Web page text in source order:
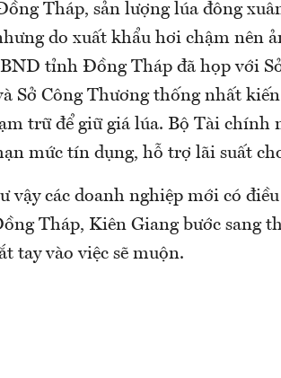
Tháp, sản lượng lúa đông
do xuất khẩu hơi chậm nên
tỉnh Đồng Tháp đã họp với
Sở Công Thương thống nhất
trữ để giữ giá lúa. Bộ Tài chính
mức tín dụng, hỗ trợ lãi suất
vậy các doanh nghiệp mới có
Tháp, Kiên Giang bước sang
tay vào việc sẽ muộn.